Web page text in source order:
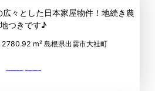
々とした日本家屋物件！地続き農
地つきです♪
2780.92 m² 島根県出雲市大社町